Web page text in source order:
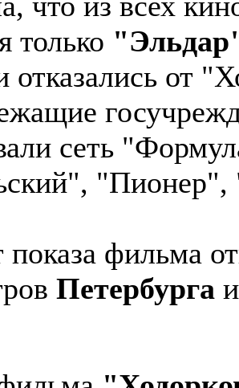
только
от
сеть
"Пионер",
фильма
Петербурга